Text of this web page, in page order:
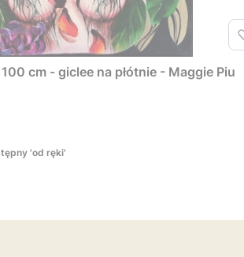
cm - giclee na płótnie - Maggie Piu
'od ręki'